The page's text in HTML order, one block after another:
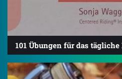
101 Übungen für das tägliche